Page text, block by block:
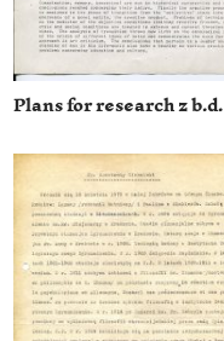
Plans for research z b.d.